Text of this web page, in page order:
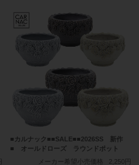
■カルナック■■SALE■■2026SS 新作
■ オールドローズ ラウンドポット
メーカー希望小売価格
2,250円